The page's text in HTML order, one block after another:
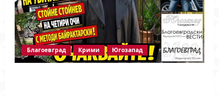
Благоевград Крими Югозапад